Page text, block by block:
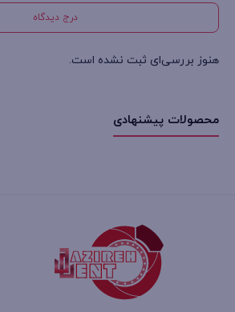
درج دیدگاه
هنوز بررسی‌ای ثبت نشده است.
محصولات پیشنهادی